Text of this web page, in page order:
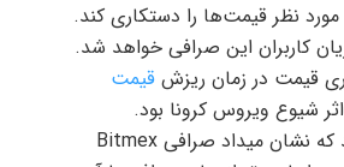
نظر قیمت‌ها را دستکاری کند.
کاربران این صرافی خواهد شد.
قیمت در زمان ریزش قیمت
شیوع ویروس کرونا بود.
اطلاعاتی منتشر شد که نشان میداد صرافی Bitmex